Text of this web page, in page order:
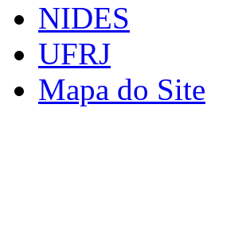
NIDES
UFRJ
Mapa do Site